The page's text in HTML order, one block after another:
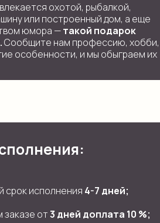
охотой, рыбалкой,
или построенный дом, а еще
юмора —такой подарок
Сообщите нам профессию, хобби,
особенности, и мы обыграем их
срок исполнения 4-7 дней;
заказе от3 дней доплата 10 %;